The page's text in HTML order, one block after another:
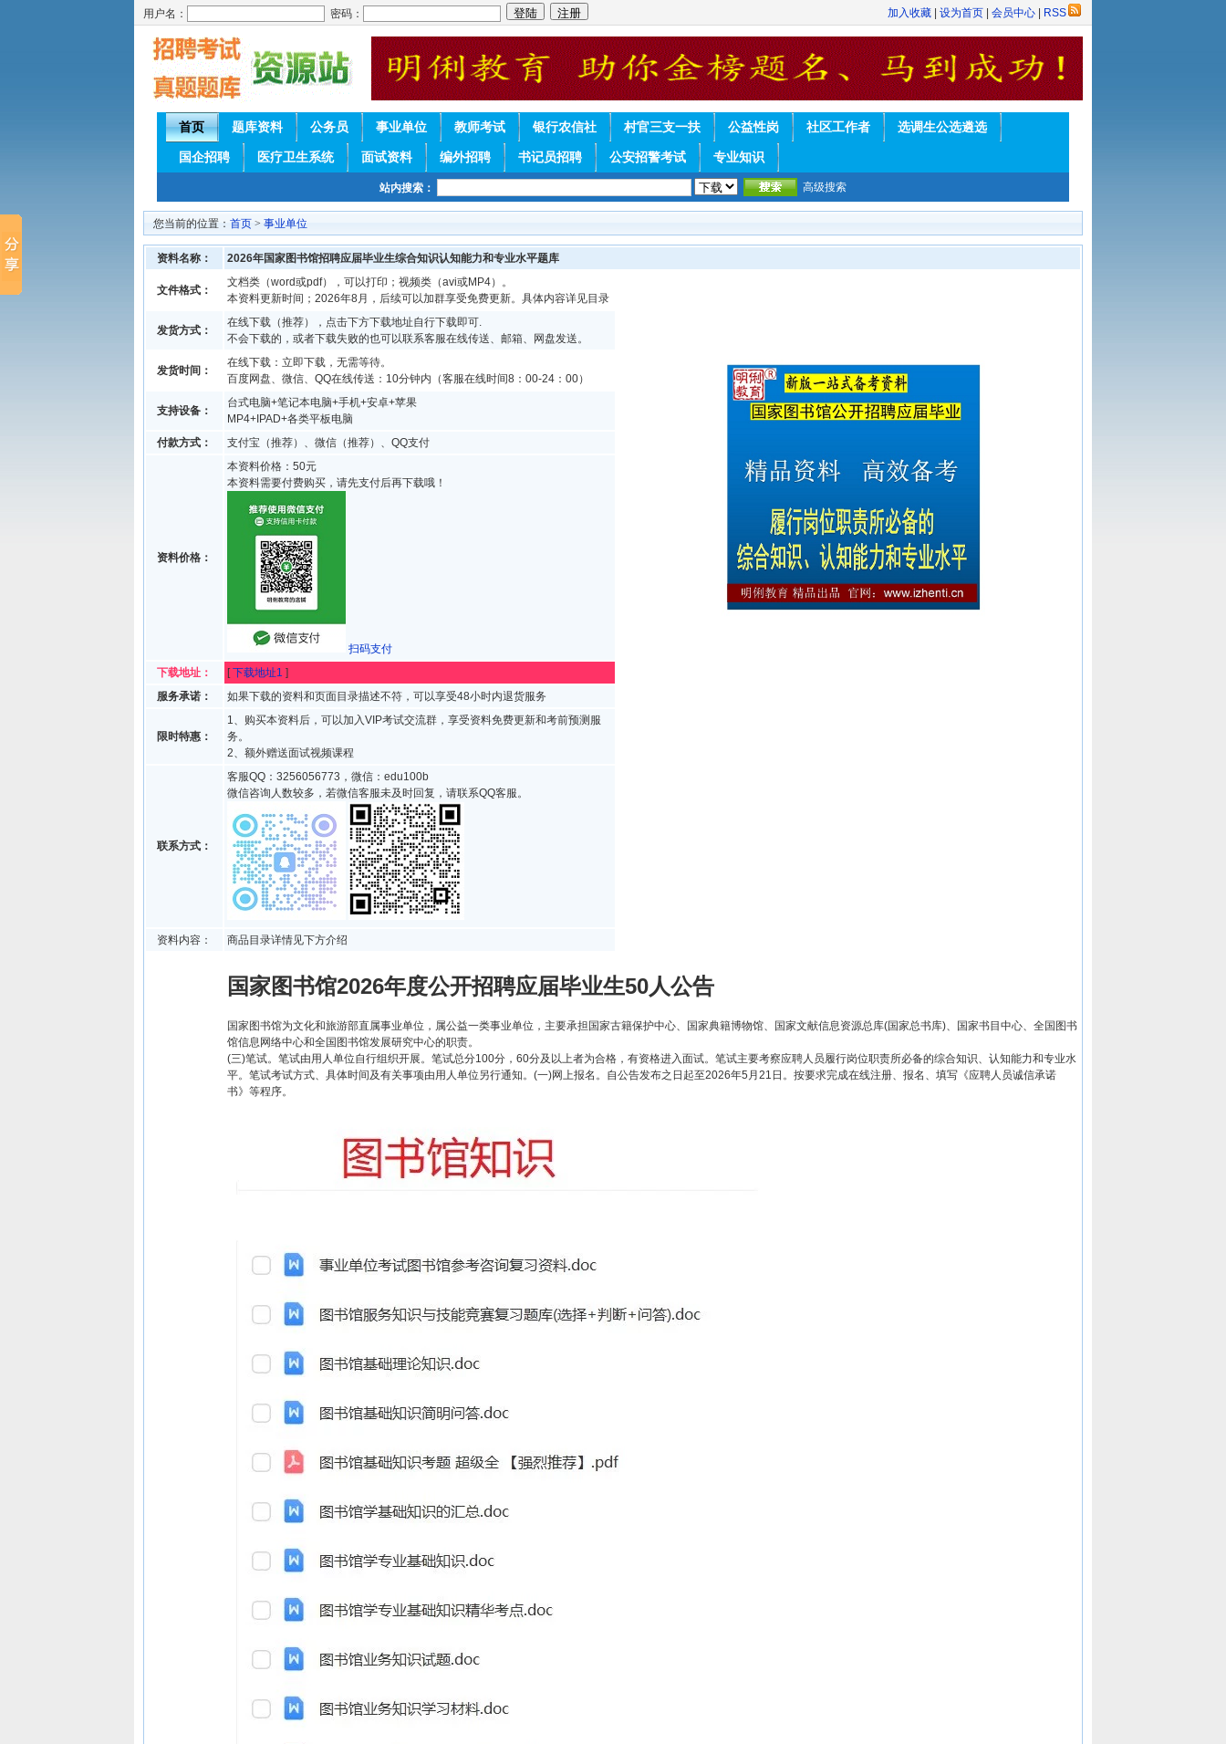
用户名： 密码： 加入收藏 设为首页 会员中心 RSS
首页 题库资料 公务员 事业单位 教师考试 银行农信社 村官三支一扶 公益性岗 社区工作者 选调生公选遴选
国企招聘 医疗卫生系统 面试资料 编外招聘 书记员招聘 公安招警考试 专业知识
站内搜索： 高级搜索
您当前的位置： 首页 > 事业单位
资料名称： 2026年国家图书馆招聘应届毕业生综合知识认知能力和专业水平题库
文件格式：
文档类（word或pdf），可以打印；视频类（avi或MP4）。
本资料更新时间；2026年8月，后续可以加群享受免费更新。具体内容详见目录
发货方式：
在线下载（推荐），点击下方下载地址自行下载即可.
不会下载的，或者下载失败的也可以联系客服在线传送、邮箱、网盘发送。
发货时间：
在线下载：立即下载，无需等待。
百度网盘、微信、QQ在线传送：10分钟内（客服在线时间8：00-24：00）
支持设备：
台式电脑+笔记本电脑+手机+安卓+苹果
MP4+IPAD+各类平板电脑
付款方式：
支付宝（推荐）、微信（推荐）、QQ支付
资料价格：
本资料价格：50元
本资料需要付费购买，请先支付后再下载哦！
扫码支付
下载地址：
[下载地址1 ]
服务承诺：
如果下载的资料和页面目录描述不符，可以享受48小时内退货服务
限时特惠：
1、购买本资料后，可以加入VIP考试交流群，享受资料免费更新和考前预测服
务。
2、额外赠送面试视频课程
联系方式：
客服QQ：3256056773，微信：edu100b
微信咨询人数较多，若微信客服未及时回复，请联系QQ客服。
资料内容： 商品目录详情见下方介绍
国家图书馆2026年度公开招聘应届毕业生50人公告
国家图书馆为文化和旅游部直属事业单位，属公益一类事业单位，主要承担国家古籍保护中心、国家典籍博物馆、国家文献信息资源总库(国家总书库)、国家书目中心、全国图书
馆信息网络中心和全国图书馆发展研究中心的职责。
(三)笔试。笔试由用人单位自行组织开展。笔试总分100分，60分及以上者为合格，有资格进入面试。笔试主要考察应聘人员履行岗位职责所必备的综合知识、认知能力和专业水
平。笔试考试方式、具体时间及有关事项由用人单位另行通知。(一)网上报名。自公告发布之日起至2026年5月21日。按要求完成在线注册、报名、填写《应聘人员诚信承诺
书》等程序。